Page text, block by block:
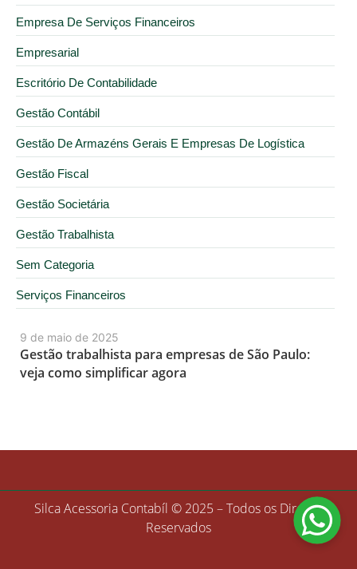
9 de maio de 2025
Gestão trabalhista para empresas de São Paulo:
veja como simplificar agora
Empresa De Serviços Financeiros
Empresarial
Escritório De Contabilidade
Gestão Contábil
Gestão De Armazéns Gerais E Empresas De Logística
Gestão Fiscal
Gestão Societária
Gestão Trabalhista
Sem Categoria
Serviços Financeiros
Silca Acessoria Contabíl © 2025 – Todos os Direitos
Reservados